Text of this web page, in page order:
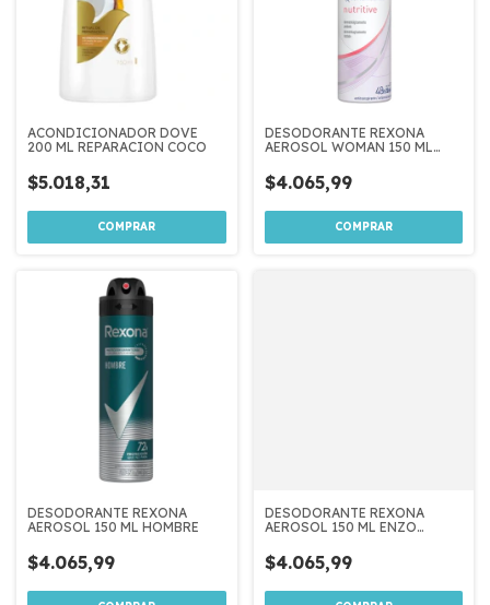
ACONDICIONADOR DOVE
200 ML REPARACION COCO
$5.018,31
DESODORANTE REXONA
AEROSOL WOMAN 150 ML
$4.065,99
DESODORANTE REXONA
AEROSOL 150 ML HOMBRE
$4.065,99
DESODORANTE REXONA
AEROSOL 150 ML ENZO
$4.065,99